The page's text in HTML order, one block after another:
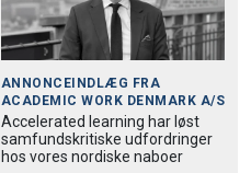
ANNONCEINDLÆG FRA
ACADEMIC WORK DENMARK A/S
Accele­rated learning har løst
samfund­skri­tiske udfordringer
hos vores nordiske naboer